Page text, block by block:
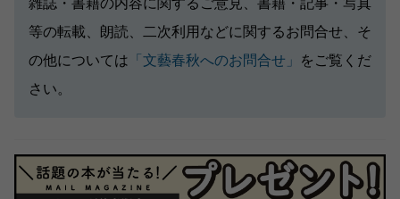
雑誌・書籍の内容に関するご意見、書籍・記事・写真
等の転載、朗読、二次利用などに関するお問合せ、そ
の他については 「文藝春秋へのお問合せ」
をご覧くだ
さい。